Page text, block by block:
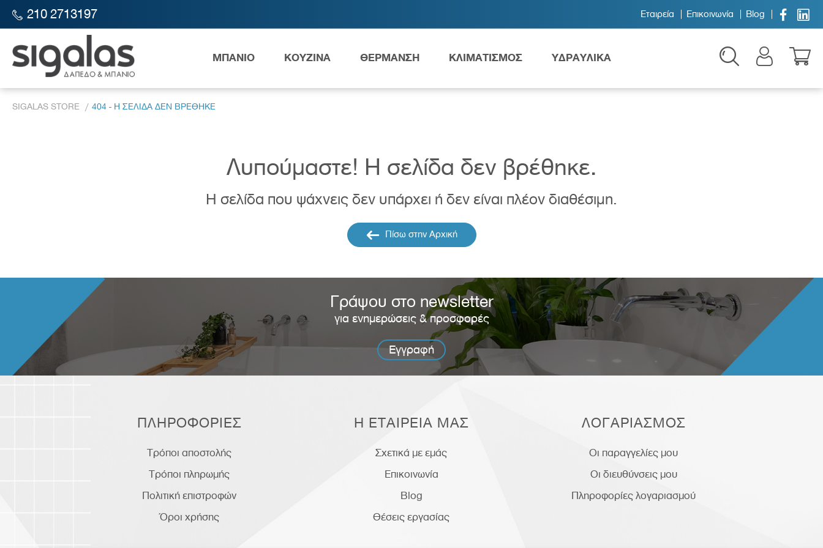
210 2713197 Εταιρεία Επικοινωνία Blog  
ΜΠΑΝΙΟ
Λεκάνες Νιπτήρες AMEA
ΚΟΥΖΙΝΑ ΘΕΡΜΑΝΣΗ ΚΛΙΜΑΤΙΣΜΟΣ ΥΔΡΑΥΛΙΚΑ
SIGALAS STORE 404 - Η ΣΕΛΙΔΑ ΔΕΝ ΒΡΕΘΗΚΕ
Λυπούμαστε! H σελίδα δεν βρέθηκε.
Η σελίδα που ψάχνεις δεν υπάρχει ή δεν είναι πλέον διαθέσιμη.
Πίσω στην Αρχική
Γράψου στο newsletter
για ενημερώσεις & προσφορές
Εγγραφή
ΠΛΗΡΟΦΟΡΙΕΣ
Τρόποι αποστολής
Τρόποι πληρωμής
Πολιτική επιστροφών
Όροι χρήσης
Η ΕΤΑΙΡΕΙΑ ΜΑΣ
Σχετικά με εμάς
Επικοινωνία
Blog
Θέσεις εργασίας
ΛΟΓΑΡΙΑΣΜΟΣ
Οι παραγγελίες μου
Οι διευθύνσεις μου
Πληροφορίες λογαριασμού